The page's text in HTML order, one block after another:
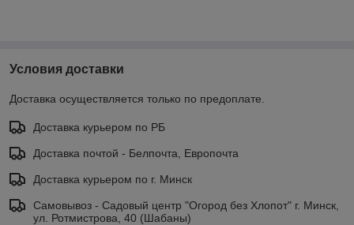
Условия доставки
Доставка осуществляется только по предоплате.
Доставка курьером по РБ
Доставка почтой - Белпочта, Европочта
Доставка курьером по г. Минск
Самовывоз - Садовый центр "Огород без Хлопот" г. Минск,
ул. Ротмистрова, 40 (Шабаны)